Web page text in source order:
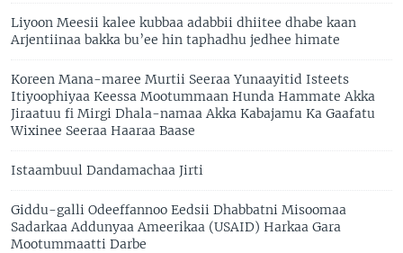
Liyoon Meesii kalee kubbaa adabbii dhiitee dhabe kaan
Arjentiinaa bakka bu’ee hin taphadhu jedhee himate
Koreen Mana-maree Murtii Seeraa Yunaayitid Isteets
Itiyoophiyaa Keessa Mootummaan Hunda Hammate Akka
Jiraatuu fi Mirgi Dhala-namaa Akka Kabajamu Ka Gaafatu
Wixinee Seeraa Haaraa Baase
Istaambuul Dandamachaa Jirti
Giddu-galli Odeeffannoo Eedsii Dhabbatni Misoomaa
Sadarkaa Addunyaa Ameerikaa (USAID) Harkaa Gara
Mootummaatti Darbe